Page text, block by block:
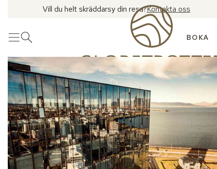
Vill du helt skräddarsy din resa?Kontakta oss
MenyÖppna sök BOKA
Se fler bilder